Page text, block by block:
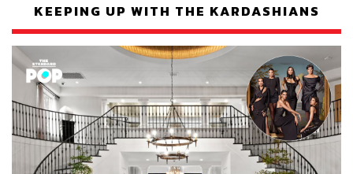
KEEPING UP WITH THE KARDASHIANS